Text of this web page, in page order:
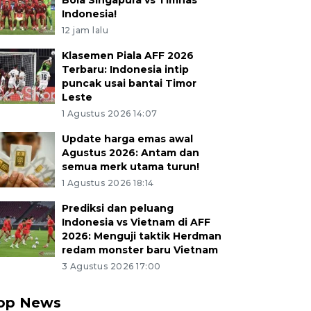
Indonesia!
12 jam lalu
Klasemen Piala AFF 2026
Terbaru: Indonesia intip
puncak usai bantai Timor
Leste
1 Agustus 2026 14:07
Update harga emas awal
Agustus 2026: Antam dan
semua merk utama turun!
1 Agustus 2026 18:14
Prediksi dan peluang
Indonesia vs Vietnam di AFF
2026: Menguji taktik Herdman
redam monster baru Vietnam
3 Agustus 2026 17:00
News